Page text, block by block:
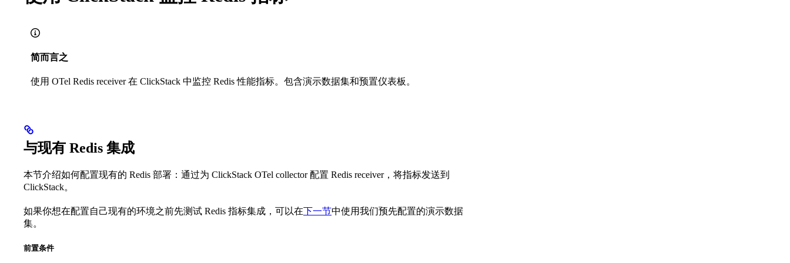
简而言之
使用 OTel Redis receiver 在 ClickStack 中监控 Redis 性能指标。包含演示数据集和预置仪表板。
与现有 Redis 集成
本节介绍如何配置现有的 Redis 部署：通过为 ClickStack OTel collector 配置 Redis receiver，将指标发送到
ClickStack。
如果你想在配置自己现有的环境之前先测试 Redis 指标集成，可以在下一节中使用我们预先配置的演示数据
集。
前置条件